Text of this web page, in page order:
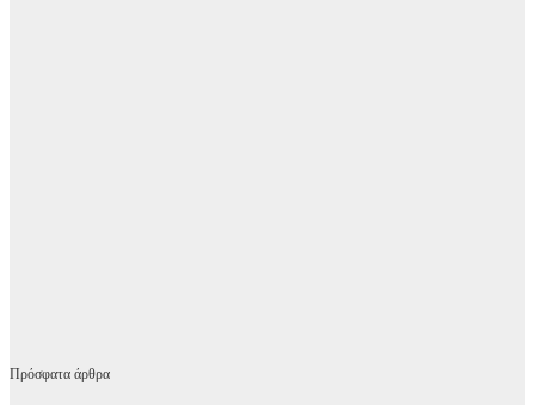
Πρόσφατα άρθρα